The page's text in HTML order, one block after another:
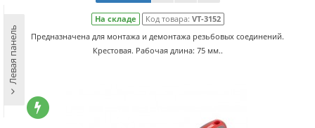
На складе Код товара: VT-3152
Предназначена для монтажа и демонтажа резьбовых соединений.
Крестовая. Рабочая длина: 75 мм..
Левая панель